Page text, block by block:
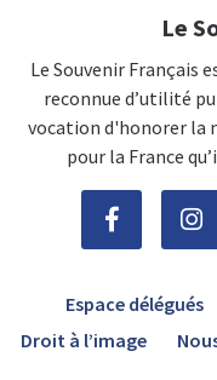
Le
Le Souvenir Français
reconnue d’utilité
vocation d'honorer la
pour la France
Espace délégués
Droit à l’image